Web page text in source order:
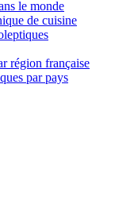
le monde
de cuisine
région française
par pays